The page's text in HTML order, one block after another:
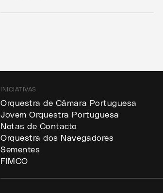
INICIATIVAS
Orquestra de Câmara Portuguesa
Jovem Orquestra Portuguesa
Notas de Contacto
Orquestra dos Navegadores
Sementes
FIMCO